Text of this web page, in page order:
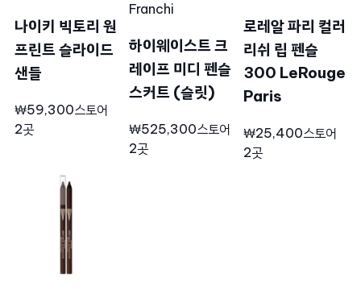
나이키 빅토리 원
프린트 슬라이드
샌들
₩59,300스토어
2곳
Franchi
하이웨이스트 크
레이프 미디 펜슬
스커트 (슬릿)
₩525,300스토어
2곳
로레알 파리 컬러
리쉬 립 펜슬
300 LeRouge
Paris
₩25,400스토어
2곳